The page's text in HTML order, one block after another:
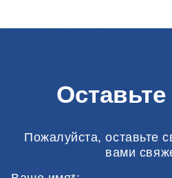
Оставьте
Пожалуйста, оставьте
вами